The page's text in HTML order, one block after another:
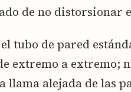
de no distorsionar
tubo de pared
extremo a extremo;
llama alejada de las